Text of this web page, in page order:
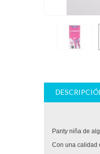
Panty niña de
Con una calidad